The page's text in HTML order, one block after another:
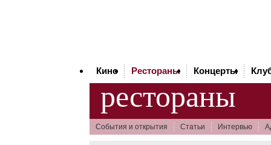
Кино Рестораны Концерты
рестораны
Cобытия и открытия Статьи Интервью